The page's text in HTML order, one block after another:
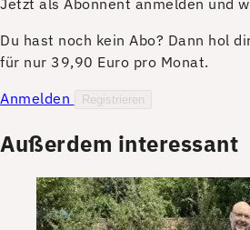
Du hast noch kein Abo? Dann hol
für nur 39,90 Euro pro Monat.
Anmelden
Registrieren
Außerdem interessant